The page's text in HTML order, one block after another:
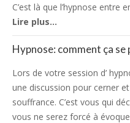
C’est là que l’hypnose entre
Lire plus…
Hypnose: comment ça se
Lors de votre session d’
une discussion pour cerner
souffrance. C’est vous qui
vous ne serez forcé à